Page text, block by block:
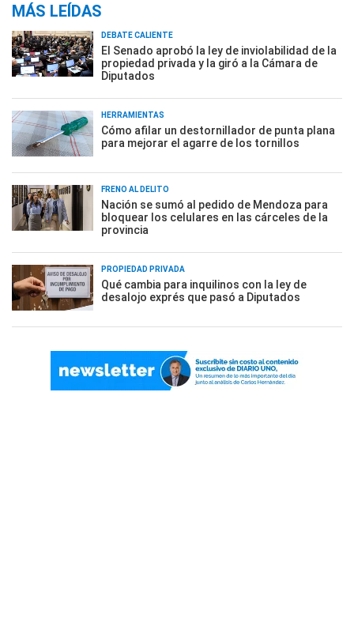
MÁS LEÍDAS
DEBATE CALIENTE
El Senado aprobó la ley de inviolabilidad de la
propiedad privada y la giró a la Cámara de
Diputados
HERRAMIENTAS
Cómo afilar un destornillador de punta plana
para mejorar el agarre de los tornillos
FRENO AL DELITO
Nación se sumó al pedido de Mendoza para
bloquear los celulares en las cárceles de la
provincia
PROPIEDAD PRIVADA
Qué cambia para inquilinos con la ley de
desalojo exprés que pasó a Diputados